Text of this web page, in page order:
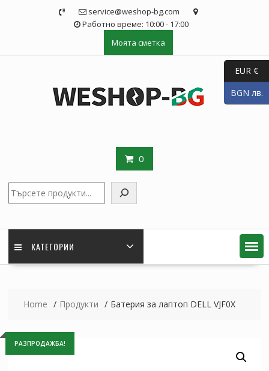
service@weshop-bg.com
Работно време: 10:00 - 17:00
Моята сметка
0
КАТЕГОРИИ
Home Продукти Батерия за лаптоп DELL VJF0X
РАЗПРОДАЖБА!
EUR €
BGN лв.